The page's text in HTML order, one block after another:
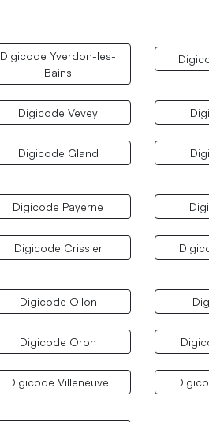
Digicode Yverdon-les-
Bains
Digicode Vevey
Digicode Gland
Digicode Payerne
Digicode Crissier
Digicode Ollon
Digicode Oron
Digicode Villeneuve